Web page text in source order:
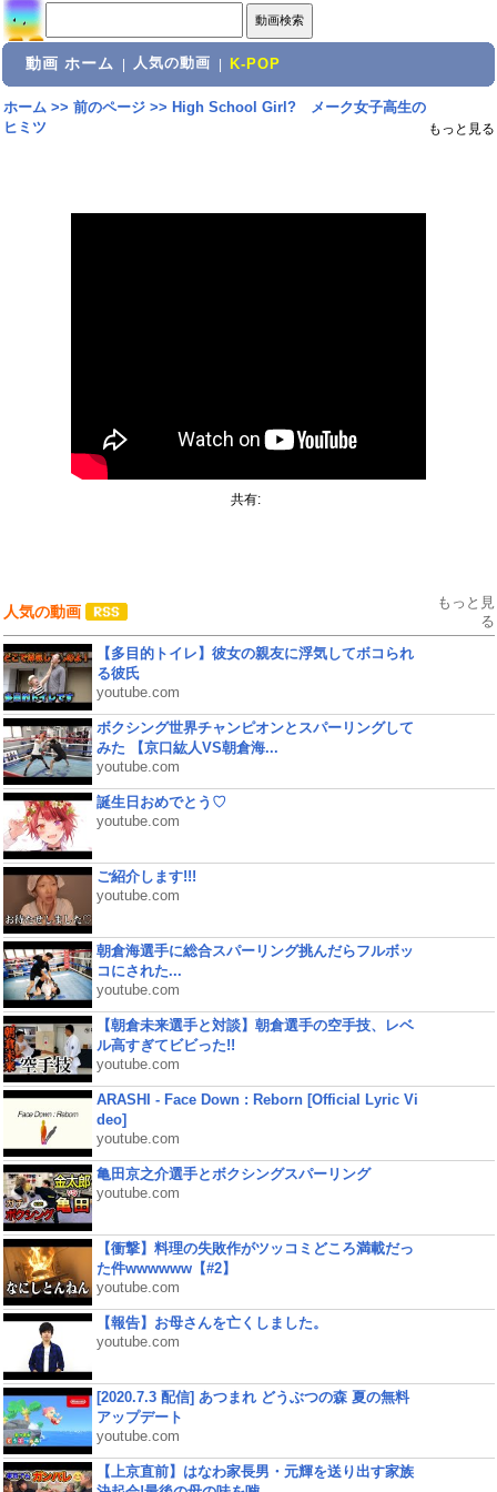
動画 ホーム 人気の動画 K-POP
ホーム>> 前のページ>> High School Girl? メーク女子高生の
ヒミツ
もっと見る
共有:
人気の動画
もっと見
る
【多目的トイレ】彼女の親友に浮気してボコられ
る彼氏
youtube.com
ボクシング世界チャンピオンとスパーリングして
みた 【京口紘人VS朝倉海...
youtube.com
誕生日おめでとう♡
youtube.com
ご紹介します!!!
youtube.com
朝倉海選手に総合スパーリング挑んだらフルボッ
コにされた...
youtube.com
【朝倉未来選手と対談】朝倉選手の空手技、レベ
ル高すぎてビビった!!
youtube.com
ARASHI - Face Down : Reborn [Official Lyric Vi
deo]
youtube.com
亀田京之介選手とボクシングスパーリング
youtube.com
【衝撃】料理の失敗作がツッコミどころ満載だっ
た件wwwwww【#2】
youtube.com
【報告】お母さんを亡くしました。
youtube.com
[2020.7.3 配信] あつまれ どうぶつの森 夏の無料
アップデート
youtube.com
【上京直前】はなわ家長男・元輝を送り出す家族